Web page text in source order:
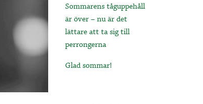
Sommarens tåguppehåll
är över – nu är det
lättare att ta sig till
perrongerna
Glad sommar!